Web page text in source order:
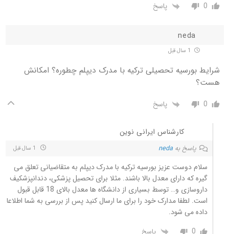
0 پاسخ
neda
شرایط بورسیه تحصیلی ترکیه با مدرک دیپلم چطوره؟ امکانش
هست؟
0 پاسخ
کارشناس ایرانی نوین
پاسخ به neda
سلام دوست عزیز بورسیه ترکیه با مدرک دیپلم به متقاضیانی تعلق می
گیره که دارای معدل بالا باشند. مثلا برای تحصیل پزشکی، دندانپزشکیف
داروسازی و… توسط بسیاری از دانشگاه ها معدل بالای 18 قابل قبول
است. لطفا مدارک خود را برای ما ارسال کنید پس از بررسی به شما اطلاعا
داده می شود.
0
پاسخ